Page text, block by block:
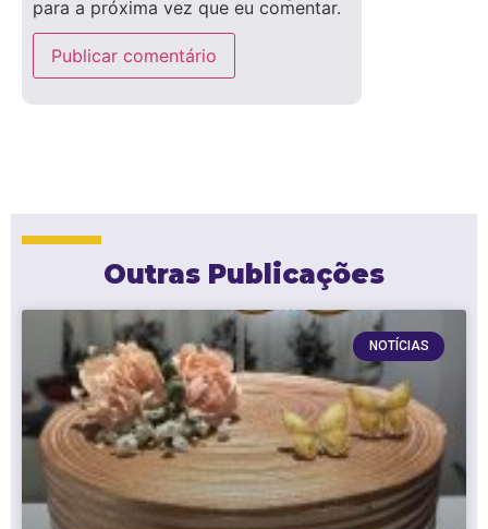
para a próxima vez que eu comentar.
Outras Publicações
NOTÍCIAS